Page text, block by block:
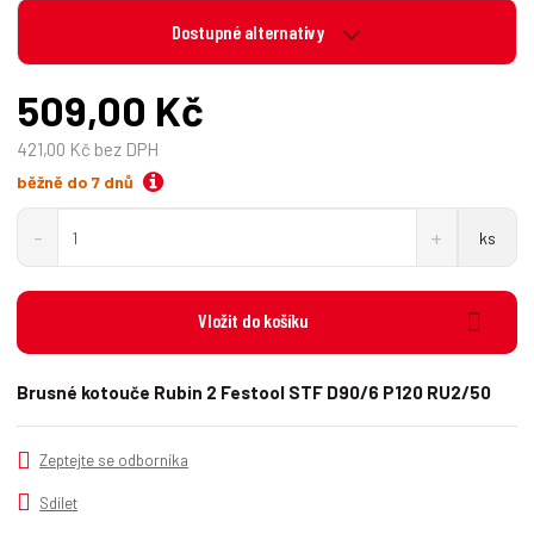
Dostupné alternativy
509,00 Kč
421,00 Kč bez DPH
běžně do 7 dnů
Z
n
t
o
č
e
v
ý
t
m
o
S
í
ž
t
m
n
ž
s
v
ks
Vložit do košíku
Brusné kotouče Rubin 2 Festool STF D90/6 P120 RU2/50
Zeptejte se odborníka
Sdílet